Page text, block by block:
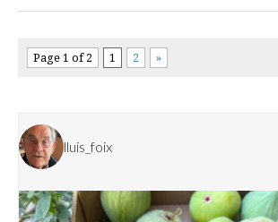
Page 1 of 2 1 2 »
lluis_foix